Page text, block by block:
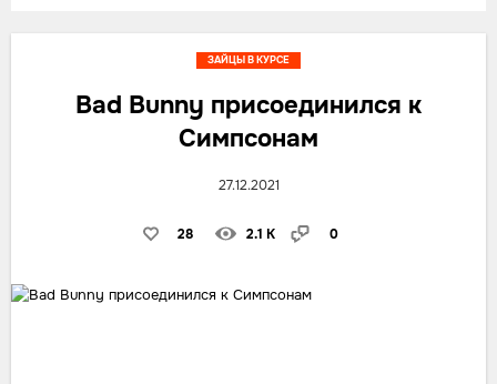
Bad Bunny присоединился к
Симпсонам
27.12.2021
28 2.1 K 0
ЗАЙЦЫ В КУРСЕ